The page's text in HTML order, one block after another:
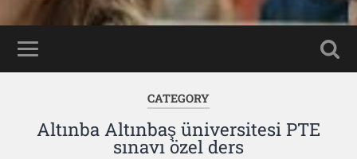
CATEGORY
Altınba Altınbaş üniversitesi PTE
sınavı özel ders